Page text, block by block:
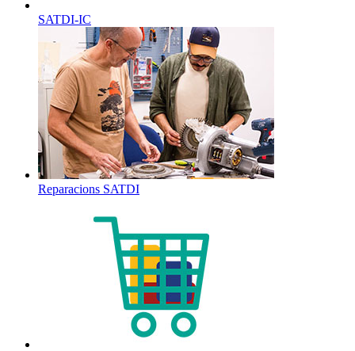
SATDI-IC
Reparacions SATDI